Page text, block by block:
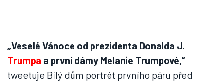
„Veselé Vánoce od prezidenta Donalda J.
Trumpa a první dámy Melanie Trumpové,“
tweetuje Bílý dům portrét prvního páru před